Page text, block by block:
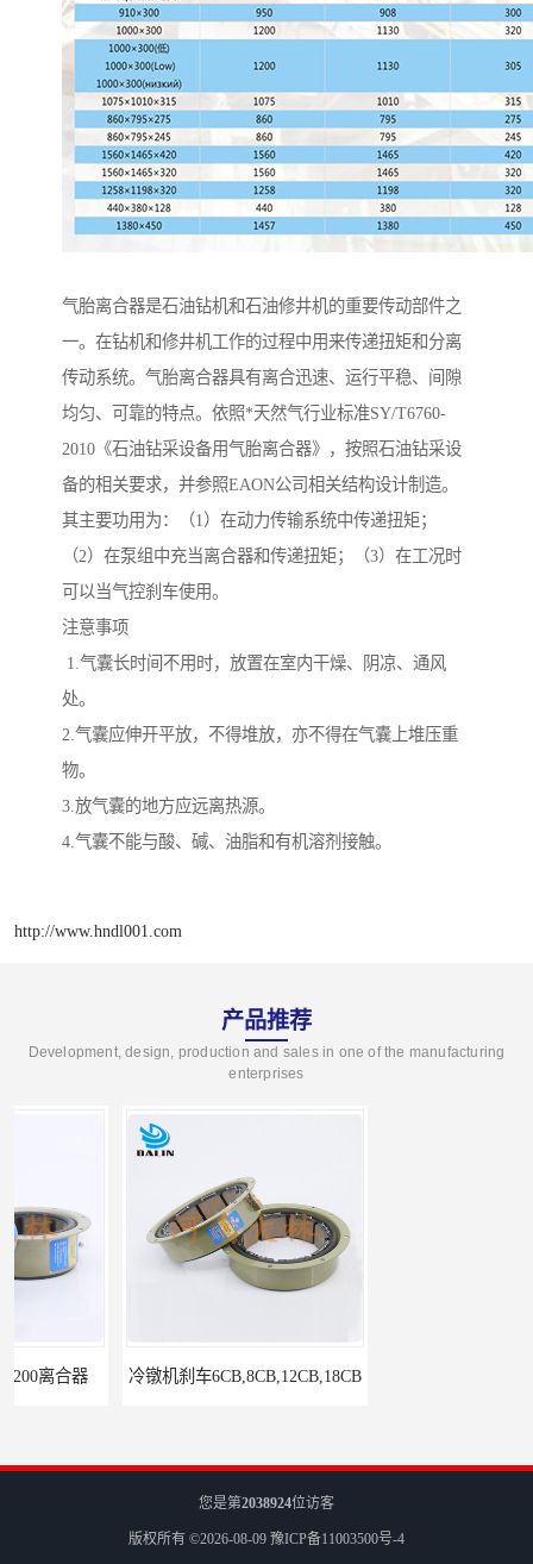
气胎离合器是石油钻机和石油修井机的重要传动部件之
一。在钻机和修井机工作的过程中用来传递扭矩和分离
传动系统。气胎离合器具有离合迅速、运行平稳、间隙
均匀、可靠的特点。依照*天然气行业标准SY/T6760-
2010《石油钻采设备用气胎离合器》，按照石油钻采设
备的相关要求，并参照EAON公司相关结构设计制造。
其主要功用为：（1）在动力传输系统中传递扭矩；
（2）在泵组中充当离合器和传递扭矩；（3）在工况时
可以当气控刹车使用。
注意事项
1.气囊长时间不用时，放置在室内干燥、阴凉、通风
处。
2.气囊应伸开平放，不得堆放，亦不得在气囊上堆压重
物。
3.放气囊的地方应远离热源。
4.气囊不能与酸、碱、油脂和有机溶剂接触。
http://www.hndl001.com
产品推荐
Development, design, production and sales in one of the manufacturing
enterprises
冷镦机刹车6CB,8CB,12CB,18CB Airflex同等6CB200离合器
您是第2038924位访客
版权所有 ©2026-08-09 豫ICP备11003500号-4